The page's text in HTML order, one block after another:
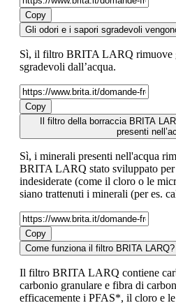
Copy
Gli odori e i sapori sgradevoli
Sì, il filtro BRITA LARQ rimuove
sgradevoli dall’acqua.
Copy
Il filtro della borraccia BRITA
presenti
Sì, i minerali presenti nell'acqua
BRITA LARQ stato sviluppato per
indesiderate (come il cloro o le
siano trattenuti i minerali (per es.
Copy
Come funziona il filtro BRITA LARQ?
Il filtro BRITA LARQ contiene
carbonio granulare e fibra di
efficacemente i PFAS*, il cloro e